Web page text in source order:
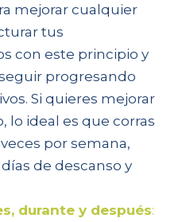
mejorar cualquier
tus
con este principio y
progresando
Si quieres mejorar
lo ideal es que corras
por semana,
de descanso y
durante y después: